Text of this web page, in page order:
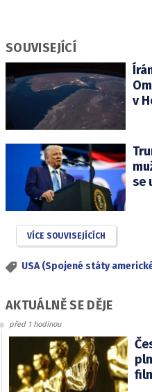
SOUVISEJÍCÍ
v
se
VÍCE SOUVISEJÍCÍCH
USA (Spojené státy
AKTUÁLNĚ SE DĚJE
před 1 hodinou